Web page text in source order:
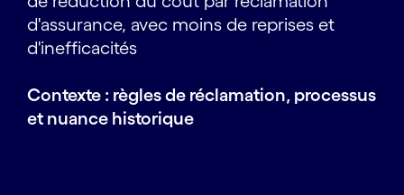
d'assurance, avec moins de reprises et
d'inefficacités
Contexte : règles de réclamation, processus
et nuance historique